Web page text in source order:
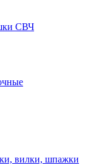
СВЧ
вилки, шпажки